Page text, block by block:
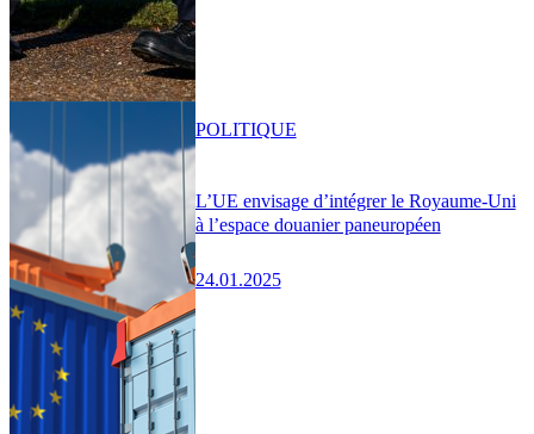
L’UE envisage d’intégrer le Royaume-Uni
à l’espace douanier paneuropéen
24.01.2025
POLITIQUE